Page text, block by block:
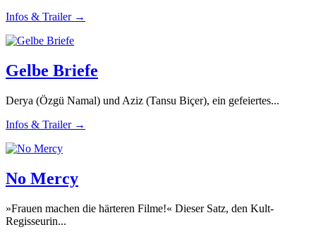
Infos & Trailer →
Gelbe Briefe
Derya (Özgü Namal) und Aziz (Tansu Biçer), ein gefeiertes...
Infos & Trailer →
No Mercy
»Frauen machen die härteren Filme!« Dieser Satz, den Kult-
Regisseurin...